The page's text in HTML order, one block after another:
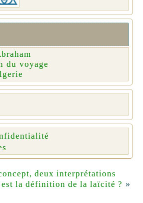
du voyage
deux interprétations
est la définition de la laïcité ? »